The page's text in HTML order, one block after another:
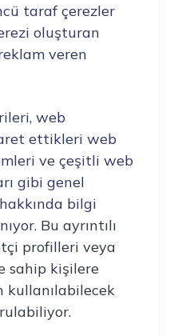
taraf çerezler
oluşturan
veren
web
ettikleri web
ve çeşitli web
gibi genel
bilgi
Bu ayrıntılı
profilleri veya
sahip kişilere
kullanılabilecek